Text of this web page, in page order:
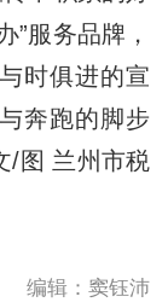
”服务品牌，
时俱进的宣
奔跑的脚步
/图 兰州市税
编辑：窦钰沛